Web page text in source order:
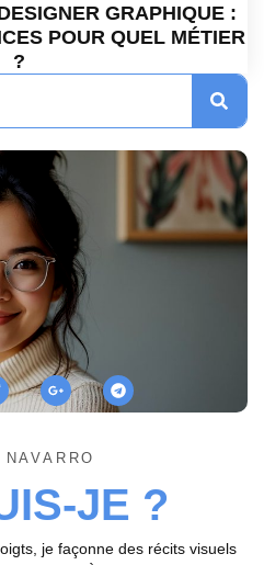
GRAPHIQUE :
POUR QUEL MÉTIER
?
JE ?
je façonne des récits visuels